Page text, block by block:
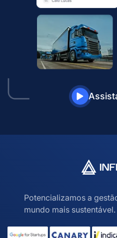
Potencializamos a
mundo mais sustentável.